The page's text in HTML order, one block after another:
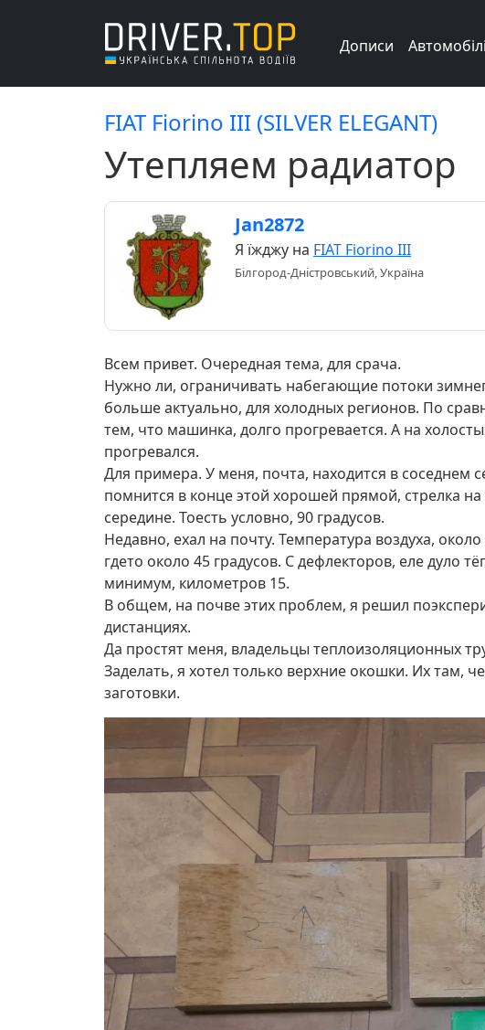
Дописи Автомобілі
FIAT Fiorino III (SILVER ELEGANT)
Утепляем радиатор
Jan2872
Я їжджу на FIAT Fiorino III
Білгород-Дністровський, Україна
Всем привет. Очередная тема, для срача.
Нужно ли, ограничивать набегающие потоки
больше актуально, для холодных регионов. По
тем, что машинка, долго прогревается. А на
прогревался.
Для примера. У меня, почта, находится в соседнем
помнится в конце этой хорошей прямой, стрелка
середине. Тоесть условно, 90 градусов.
Недавно, ехал на почту. Температура воздуха,
гдето около 45 градусов. С дефлекторов, еле дуло
минимум, километров 15.
В общем, на почве этих проблем, я решил
дистанциях.
Да простят меня, владельцы теплоизоляционных
Заделать, я хотел только верхние окошки. Их там,
заготовки.